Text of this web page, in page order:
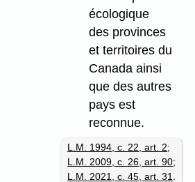
écologique
des provinces
et territoires du
Canada ainsi
que des autres
pays est
reconnue.
L.M. 1994, c. 22, art. 2;
L.M. 2009, c. 26, art. 90;
L.M. 2021, c. 45, art. 31.